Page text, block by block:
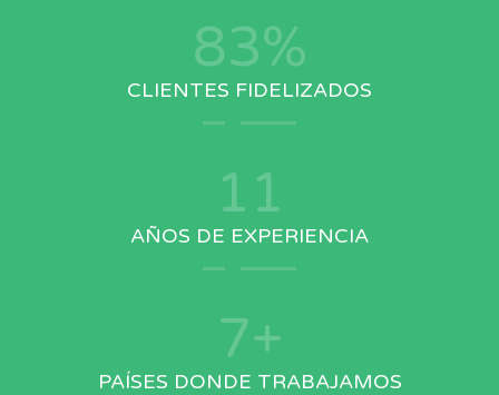
96%
CLIENTES FIDELIZADOS
13
AÑOS DE EXPERIENCIA
8+
PAÍSES DONDE TRABAJAMOS